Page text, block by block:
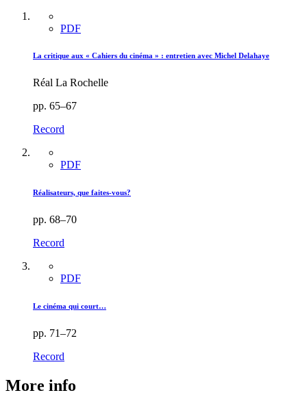
PDF
La critique aux « Cahiers du cinéma » : entretien avec Michel Delahaye
Réal La Rochelle
pp. 65–67
Record
PDF
Réalisateurs, que faites-vous?
pp. 68–70
Record
PDF
Le cinéma qui court…
pp. 71–72
Record
More info